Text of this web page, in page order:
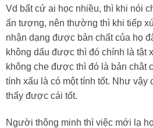
Vd bất cứ ai học nhiều, thì khi nói
ấn tượng, nên thường thì khi tiếp
nhận dạng được bản chất của họ
không dấu được thì đó chính là tật
không che được thì đó là bản chât
tính xấu là có một tính tốt. Như vậy
thấy được cái tốt.
Người thông minh thì việc mới lạ